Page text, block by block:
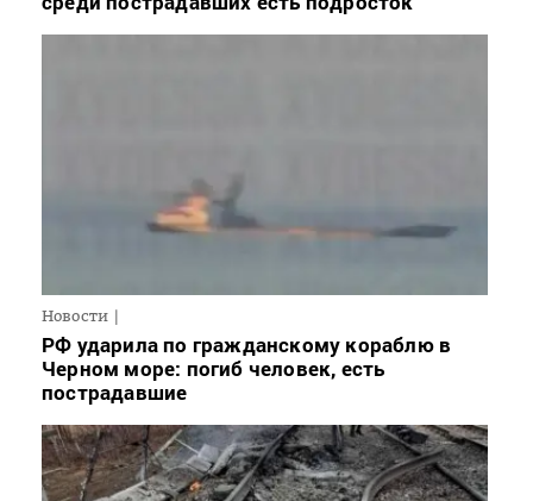
Новости
РФ ударила по гражданскому кораблю в
Черном море: погиб человек, есть
пострадавшие